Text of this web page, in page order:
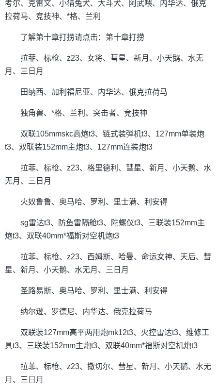
考尔、克雷文、小猎兔犬、大斗犬、阿武喂、内华达、俄克
拉荷马、竞技神、*格、兰利
了解第十章打捞请点击：第十章打捞
拉菲、标枪、z23、女将、彗星、新月、小天鹅、水无
月、三日月
田纳西、加利福尼亚、内华达、俄克拉荷马
独角兽、*格、兰利、突击者、竞技神
双联105mmskc高炮t3、链式装弹机t3、127mm单装炮
t3、双联装152mm主炮t3、127mm连装炮t3
拉菲、标枪、z23、格里德利、彗星、新月、小天鹅、水
无月、三日月
火奴鲁鲁、奥马哈、罗利、里士满、利安得
sg雷达t3、防鱼雷隔舱t3、陀螺仪t3、三联装152mm主
炮t3、双联40mm*福斯对空机炮t3
拉菲、标枪、z23、西姆斯、哈曼、命运女神、天后、彗
星、新月、小天鹅、水无月、三日月
圣路易斯、奥马哈、罗利、里士满、利安得
纳尔逊、罗德尼、内华达、俄克拉荷马
双联装127mm高平两用炮mk12t3、火控雷达t3、维修工
具t3、三联装152mm主炮t3、双联40mm*福斯对空机炮t3
拉菲、标枪、z23、撒切尔、彗星、新月、小天鹅、水无
月、三日月